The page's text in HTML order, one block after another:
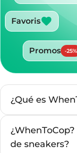
Favoris
Promos -25%
¿Qué es
de sneakers?